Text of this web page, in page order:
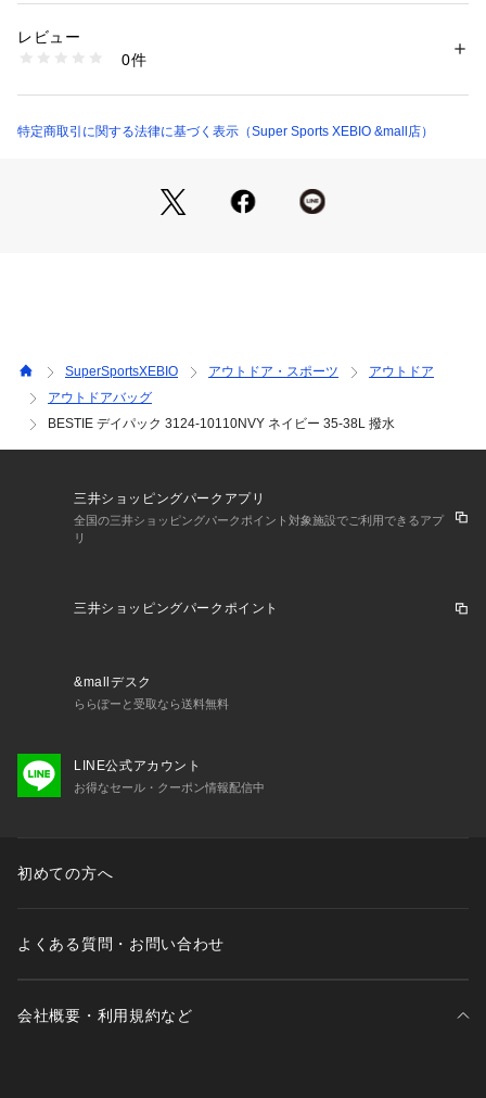
引裂、摩擦、摩耗に対する優れた耐久性
暮らしのためにデザイン、長持ちします
●大きめの前面ポケットや背面からもアクセス出来るメインコ
出来るスペースも搭載しており、各種スポーツや旅行、合宿な
どのシーンで活躍します。
【商品の購入にあたっての注意事項】
※弊社独自の採寸・計量方法により計測を行っておりますた
め、多少の誤差が生じる場合がございます。
※一部商品において弊社カラー表記がメーカーカラー表記と異
※ブラウザやお使いのモニター環境により、掲載画像と実際の
商品の色味が若干異なる場合があります。
※掲載の価格・製品のパッケージ・デザイン・仕様について、
ビオ Super Sports XEBIO BAG バッグ カバン かばん 鞄 スポ
025_ssx_mens_bag
商品番号：
10872708501 （ショップ）
レビュー
0件
特定商取引に関する法律に基づく表示（Super Sports XEBIO &mall店）
SuperSportsXEBIO アウトドア・スポーツ
アウトドア
アウトドアバッグ
BESTIE デイパック 3124-10110NVY ネイビー 35-38L 撥水
三井ショッピングパークアプリ
全国の三井ショッピングパークポイント対象施設でご利用できるアプ
リ
三井ショッピングパークポイント
&mallデスク
ららぽーと受取なら送料無料
LINE公式アカウント
お得なセール・クーポン情報配信中
初めての方へ
よくある質問・お問い合わせ
会社概要・利用規約など